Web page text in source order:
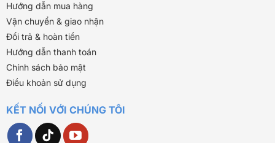
Hướng dẫn mua hàng
Vận chuyển & giao nhận
Đổi trả & hoàn tiền
Hướng dẫn thanh toán
Chính sách bảo mật
Điều khoản sử dụng
KẾT NỐI VỚI CHÚNG TÔI